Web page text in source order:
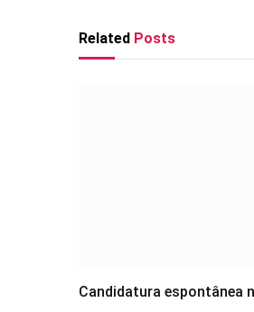
Related Posts
Candidatura espontânea